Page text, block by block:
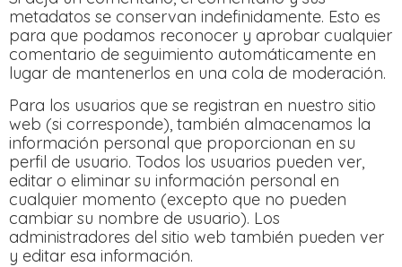
metadatos se conservan indefinidamente. Esto es
para que podamos reconocer y aprobar cualquier
comentario de seguimiento automáticamente en
lugar de mantenerlos en una cola de moderación.
Para los usuarios que se registran en nuestro sitio
web (si corresponde), también almacenamos la
información personal que proporcionan en su
perfil de usuario. Todos los usuarios pueden ver,
editar o eliminar su información personal en
cualquier momento (excepto que no pueden
cambiar su nombre de usuario). Los
administradores del sitio web también pueden ver
y editar esa información.